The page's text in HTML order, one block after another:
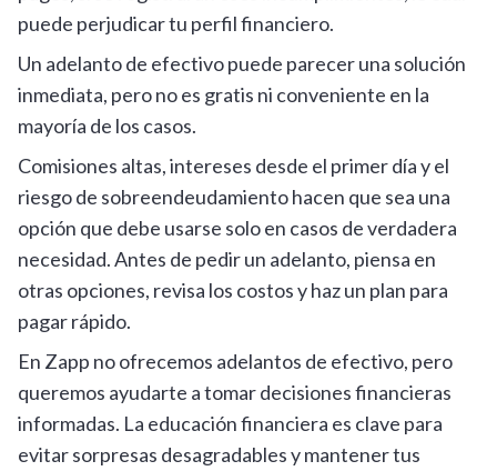
puede perjudicar tu perfil financiero.
Un adelanto de efectivo puede parecer una solución
inmediata, pero no es gratis ni conveniente en la
mayoría de los casos.
Comisiones altas, intereses desde el primer día y el
riesgo de sobreendeudamiento hacen que sea una
opción que debe usarse solo en casos de verdadera
necesidad. Antes de pedir un adelanto, piensa en
otras opciones, revisa los costos y haz un plan para
pagar rápido.
En Zapp no ofrecemos adelantos de efectivo, pero
queremos ayudarte a tomar decisiones financieras
informadas. La educación financiera es clave para
evitar sorpresas desagradables y mantener tus